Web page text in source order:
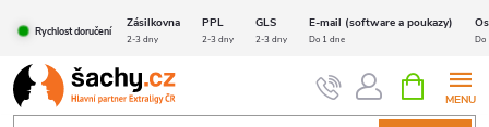
obsah
Rychlost doručení
Zásilkovna PPL GLS E-mail (software a poukazy)
2-3 dny 2-3 dny 2-3 dny Do 1 dne Do
NÁKUPNÍ
KOŠÍK